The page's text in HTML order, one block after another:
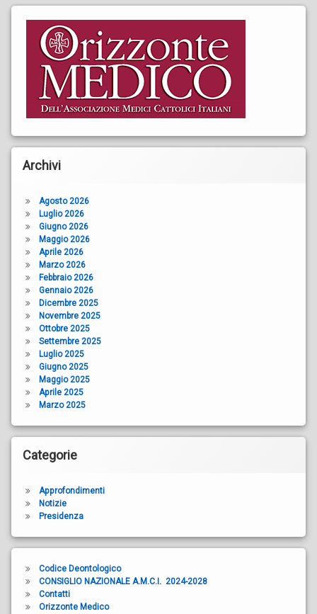
Archivi
Agosto 2026
Luglio 2026
Giugno 2026
Maggio 2026
Aprile 2026
Marzo 2026
Febbraio 2026
Gennaio 2026
Dicembre 2025
Novembre 2025
Ottobre 2025
Settembre 2025
Luglio 2025
Giugno 2025
Maggio 2025
Aprile 2025
Marzo 2025
Categorie
Approfondimenti
Notizie
Presidenza
Codice Deontologico
CONSIGLIO NAZIONALE A.M.C.I. 2024-2028
Contatti
Orizzonte Medico